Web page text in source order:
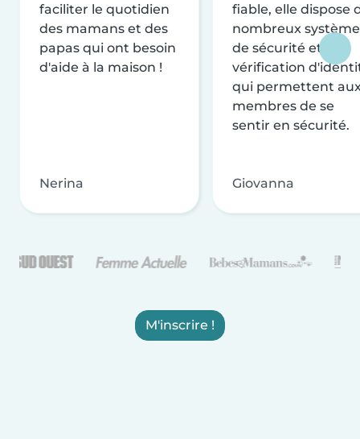
faciliter le quotidien
des mamans et des
papas qui ont besoin
d'aide à la maison !
Nerina
fiable, elle dispose
nombreux
de sécurité et de
vérification
qui permettent
membres de se
sentir en sécurité.
Giovanna
M'inscrire !